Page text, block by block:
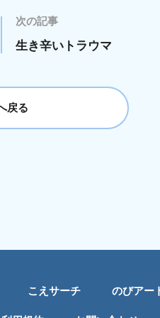
次の記事
生き辛いトラウマ
戻る
こえサーチ のびアー